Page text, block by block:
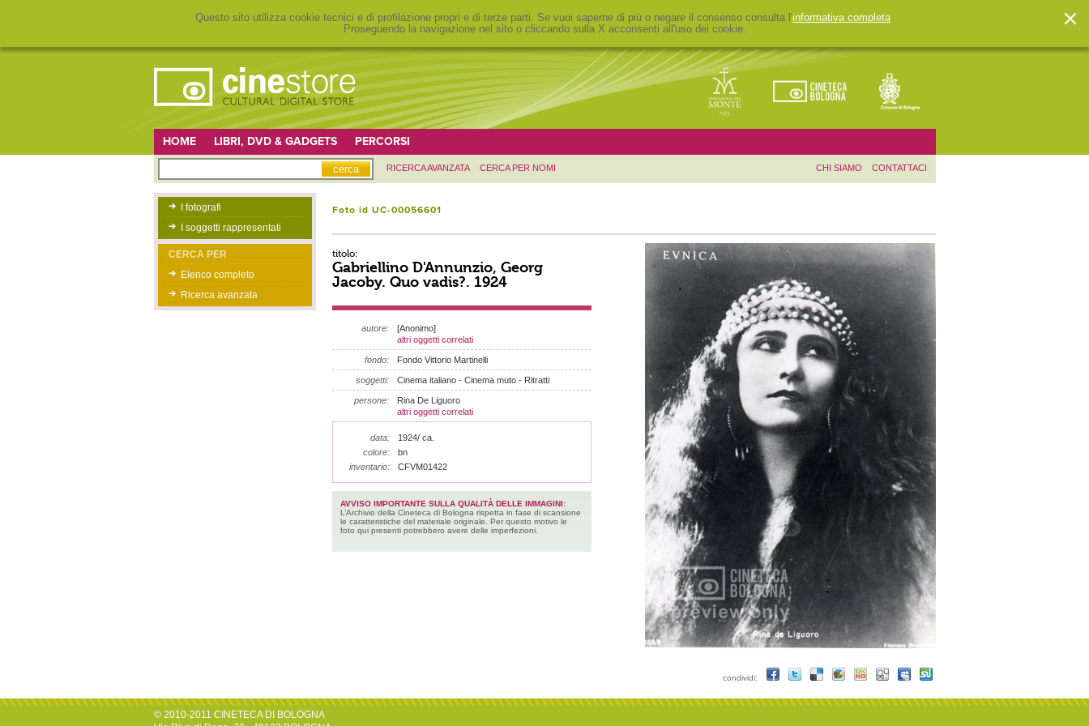
Questo sito utilizza cookie tecnici e di profilazione propri e di terze parti. Se vuoi saperne di più o negare il consenso consulta l'informativa completa.
Proseguendo la navigazione nel sito o cliccando sulla X acconsenti all'uso dei cookie.
HOME LIBRI, DVD & GADGETS PERCORSI
RICERCA AVANZATA CERCA PER NOMI CHI SIAMO CONTATTACI
I fotografi
I soggetti rappresentati
CERCA PER
Elenco completo
Ricerca avanzata
Foto id UC-00056601
titolo:
Gabriellino D'Annunzio, Georg
Jacoby. Quo vadis?. 1924
autore:
[Anonimo]
altri oggetti correlati
fondo: Fondo Vittorio Martinelli
soggetti: Cinema italiano - Cinema muto - Ritratti
persone:
Rina De Liguoro
altri oggetti correlati
data:
1924/ ca.
colore:
bn
inventario:
CFVM01422
AVVISO IMPORTANTE SULLA QUALITÀ DELLE IMMAGINI:
L’Archivio della Cineteca di Bologna rispetta in fase di scansione
le caratteristiche del materiale originale. Per questo motivo le
foto qui presenti potrebbero avere delle imperfezioni.
condividi:
© 2010-2011 CINETECA DI BOLOGNA